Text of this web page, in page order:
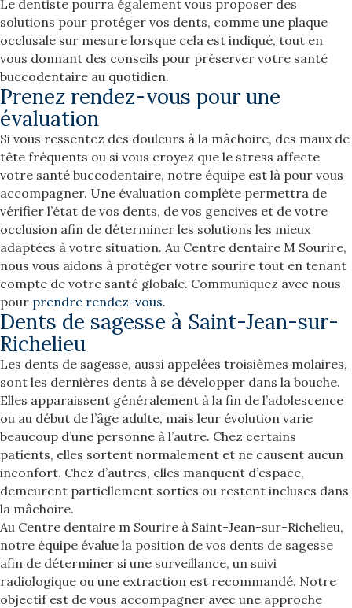
Le dentiste pourra également vous proposer des
solutions pour protéger vos dents, comme une plaque
occlusale sur mesure lorsque cela est indiqué, tout en
vous donnant des conseils pour préserver votre santé
buccodentaire au quotidien.
Prenez rendez-vous pour une
évaluation
Si vous ressentez des douleurs à la mâchoire, des maux de
tête fréquents ou si vous croyez que le stress affecte
votre santé buccodentaire, notre équipe est là pour vous
accompagner. Une évaluation complète permettra de
vérifier l’état de vos dents, de vos gencives et de votre
occlusion afin de déterminer les solutions les mieux
adaptées à votre situation. Au Centre dentaire M Sourire,
nous vous aidons à protéger votre sourire tout en tenant
compte de votre santé globale. Communiquez avec nous
pour prendre rendez-vous.
Dents de sagesse à Saint-Jean-sur-
Richelieu
Les dents de sagesse, aussi appelées troisièmes molaires,
sont les dernières dents à se développer dans la bouche.
Elles apparaissent généralement à la fin de l’adolescence
ou au début de l’âge adulte, mais leur évolution varie
beaucoup d’une personne à l’autre. Chez certains
patients, elles sortent normalement et ne causent aucun
inconfort. Chez d’autres, elles manquent d’espace,
demeurent partiellement sorties ou restent incluses dans
la mâchoire.
Au Centre dentaire m Sourire à Saint-Jean-sur-Richelieu,
notre équipe évalue la position de vos dents de sagesse
afin de déterminer si une surveillance, un suivi
radiologique ou une extraction est recommandé. Notre
objectif est de vous accompagner avec une approche